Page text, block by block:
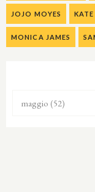
JOJO MOYES
MONICA JAMES